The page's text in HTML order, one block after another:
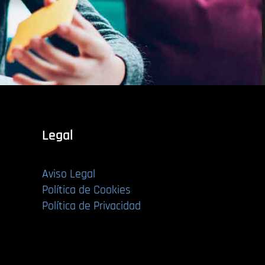
Legal
Aviso Legal
Política de Cookies
Política de Privacidad